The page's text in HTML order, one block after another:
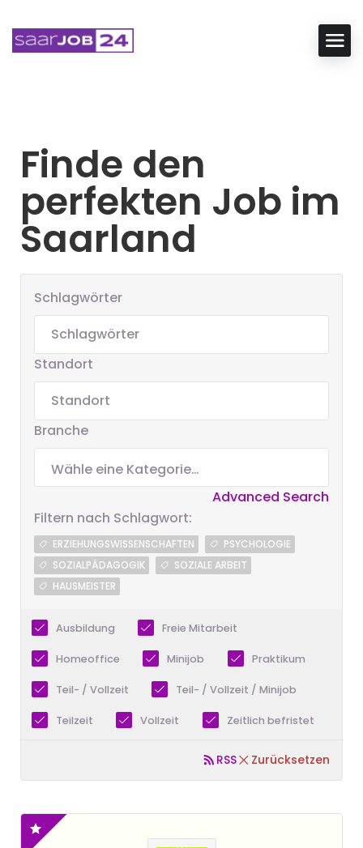
Finde den
perfekten Job im
Saarland
Schlagwörter
Standort
Branche
Advanced Search
Filtern nach Schlagwort:
ERZIEHUNGSWISSENSCHAFTEN
PSYCHOLOGIE
SOZIALPÄDAGOGIK
SOZIALE ARBEIT
HAUSMEISTER
Ausbildung Freie Mitarbeit
Homeoffice Minijob Praktikum
Teil- / Vollzeit Teil- / Vollzeit / Minijob
Teilzeit Vollzeit Zeitlich befristet
Zurücksetzen
RSS